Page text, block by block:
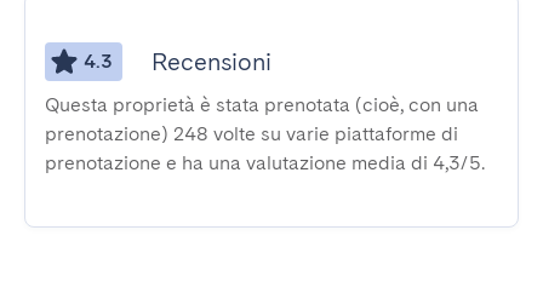
4.3 Recensioni
Questa proprietà è stata prenotata (cioè, con una
prenotazione) 248 volte su varie piattaforme di
prenotazione e ha una valutazione media di 4,3/5.